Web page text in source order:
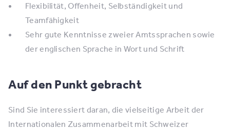
Flexibilität, Offenheit, Selbständigkeit und
Teamfähigkeit
Sehr gute Kenntnisse zweier Amtssprachen sowie
der englischen Sprache in Wort und Schrift
Auf den Punkt gebracht
Sind Sie interessiert daran, die vielseitige Arbeit der
Internationalen Zusammenarbeit mit Schweizer